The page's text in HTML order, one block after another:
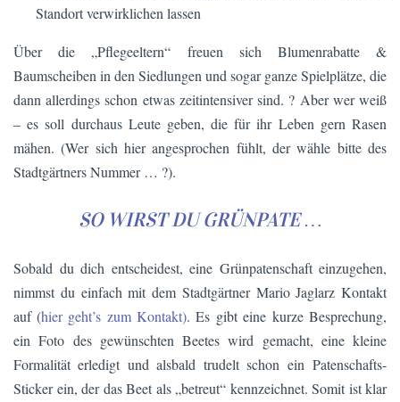
Standort verwirklichen lassen
Über die „Pflegeeltern“ freuen sich Blumenrabatte &
Baumscheiben in den Siedlungen und sogar ganze Spielplätze, die
dann allerdings schon etwas zeitintensiver sind. ? Aber wer weiß
– es soll durchaus Leute geben, die für ihr Leben gern Rasen
mähen. (Wer sich hier angesprochen fühlt, der wähle bitte des
Stadtgärtners Nummer … ?).
SO WIRST DU GRÜNPATE …
Sobald du dich entscheidest, eine Grünpatenschaft einzugehen,
nimmst du einfach mit dem Stadtgärtner Mario Jaglarz Kontakt
auf (hier geht’s zum Kontakt). Es gibt eine kurze Besprechung,
ein Foto des gewünschten Beetes wird gemacht, eine kleine
Formalität erledigt und alsbald trudelt schon ein Patenschafts-
Sticker ein, der das Beet als „betreut“ kennzeichnet. Somit ist klar